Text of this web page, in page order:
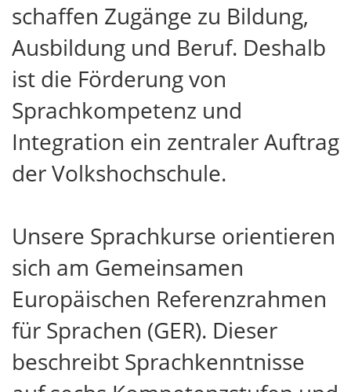
schaffen Zugänge zu Bildung,
Ausbildung und Beruf. Deshalb
ist die Förderung von
Sprachkompetenz und
Integration ein zentraler Auftrag
der Volkshochschule.
Unsere Sprachkurse orientieren
sich am Gemeinsamen
Europäischen Referenzrahmen
für Sprachen (GER). Dieser
beschreibt Sprachkenntnisse